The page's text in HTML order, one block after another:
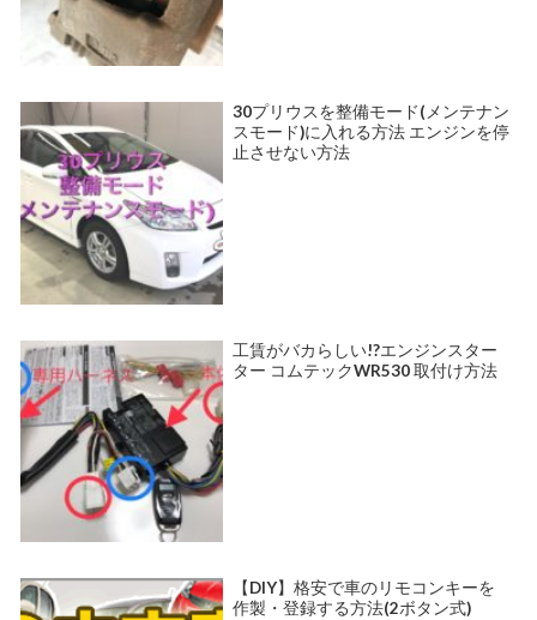
30プリウスを整備モード(メンテナン
スモード)に入れる方法 エンジンを停
止させない方法
工賃がバカらしい!?エンジンスター
ター コムテックWR530 取付け方法
【DIY】格安で車のリモコンキーを
作製・登録する方法(2ボタン式)